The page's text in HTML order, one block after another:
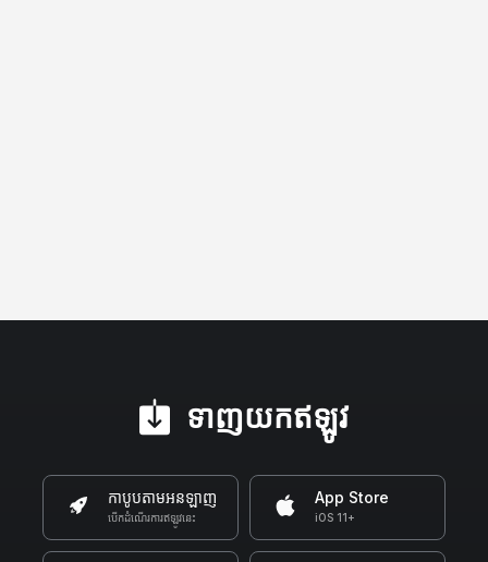
ទាញ​យក​ឥឡូវ
កាបូបតាមអនឡាញ
បើកដំណើរការឥឡូវនេះ
App Store
iOS 11+